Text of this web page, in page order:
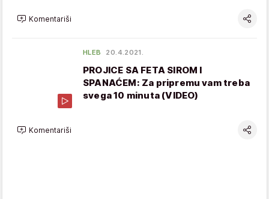
Komentariši
HLEB 20.4.2021.
PROJICE SA FETA SIROM I
SPANAĆEM: Za pripremu vam treba
svega 10 minuta (VIDEO)
Komentariši